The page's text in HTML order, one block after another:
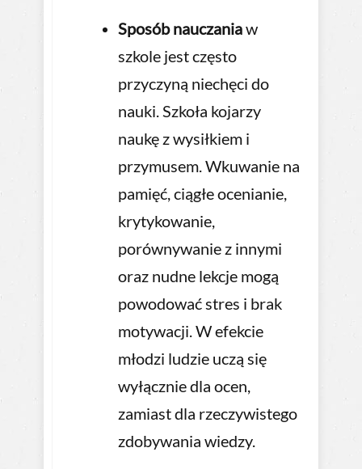
Sposób nauczaniaw
szkole jest często
przyczyną niechęci do
nauki. Szkoła kojarzy
naukę z wysiłkiem i
przymusem. Wkuwanie na
pamięć, ciągłe ocenianie,
krytykowanie,
porównywanie z innymi
oraz nudne lekcje mogą
powodować stres i brak
motywacji. W efekcie
młodzi ludzie uczą się
wyłącznie dla ocen,
zamiast dla rzeczywistego
zdobywania wiedzy.